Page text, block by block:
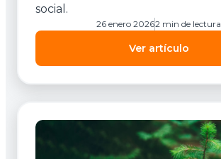
social.
Ver artículo
26 enero 20262 min de lectura